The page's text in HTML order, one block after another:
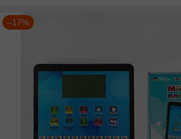
–17%